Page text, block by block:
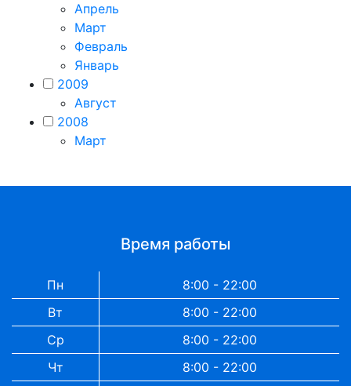
Апрель
Март
Февраль
Январь
2009
Август
2008
Март
Время работы
Пн
8:00 - 22:00
Вт
8:00 - 22:00
Ср
8:00 - 22:00
Чт
8:00 - 22:00